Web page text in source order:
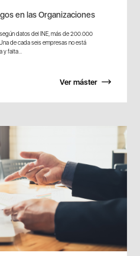
en las Organizaciones
datos del INE, más de 200.000
de cada seis empresas no está
falta...
Ver máster